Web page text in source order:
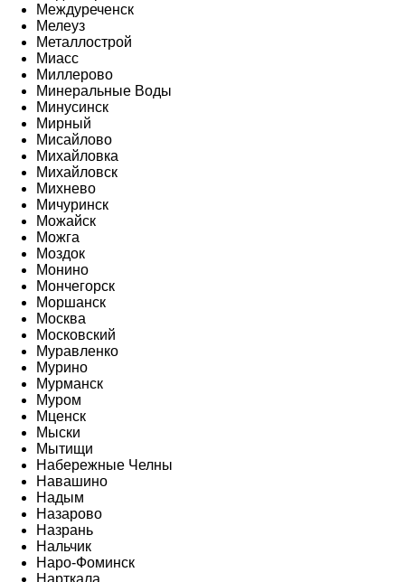
Междуреченск
Мелеуз
Металлострой
Миасс
Миллерово
Минеральные Воды
Минусинск
Мирный
Мисайлово
Михайловка
Михайловск
Михнево
Мичуринск
Можайск
Можга
Моздок
Монино
Мончегорск
Моршанск
Москва
Московский
Муравленко
Мурино
Мурманск
Муром
Мценск
Мыски
Мытищи
Набережные Челны
Навашино
Надым
Назарово
Назрань
Нальчик
Наро-Фоминск
Нарткала